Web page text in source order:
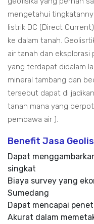
mengetahui
listrik DC (Direct
ke dalam tanah.
air tanah dan
yang terdapat didalam
mineral tambang dan
tersebut dapat di
tanah mana yang
pembawa air ).
Benefit Jasa
Dapat
singkat
Biaya survey yang
Sumedang
Dapat mencapai
Akurat dalam